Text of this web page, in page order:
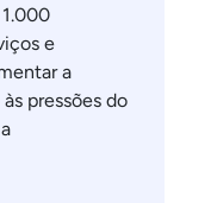
e
a
pressões do